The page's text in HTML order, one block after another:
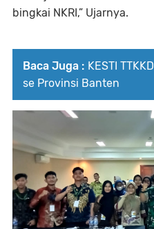
bingkai NKRI,” Ujarnya.
Baca Juga : KESTI
se Provinsi Banten